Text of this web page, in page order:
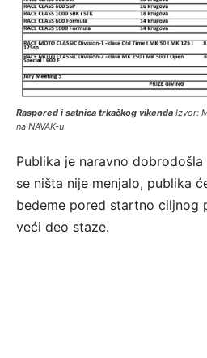
Raspored i satnica trkačkog vikenda Izvor:
na NAVAK-u
Publika je naravno
se ništa nije menjalo, publika
bedeme pored startno ciljnog
veći deo staze.